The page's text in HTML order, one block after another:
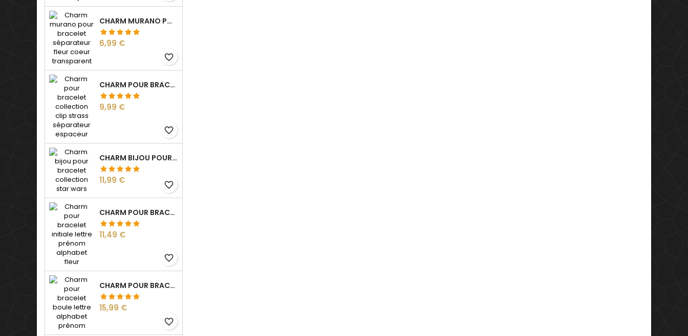
CHARM MURANO POUR BRACELET SÉPARATEUR FLEUR COEUR TRANSPARENT
Prix
6,99 €
favorite_border
CHARM POUR BRACELET COLLECTION CLIP STRASS SÉPARATEUR ESPACEUR
Prix
9,99 €
favorite_border
CHARM BIJOU POUR BRACELET COLLECTION STAR WARS
Prix
11,99 € favorite_border
CHARM POUR BRACELET INITIALE LETTRE PRÉNOM ALPHABET FLEUR
Prix
11,49 €
favorite_border
CHARM POUR BRACELET BOULE LETTRE ALPHABET PRÉNOM
Prix
15,99 €
favorite_border